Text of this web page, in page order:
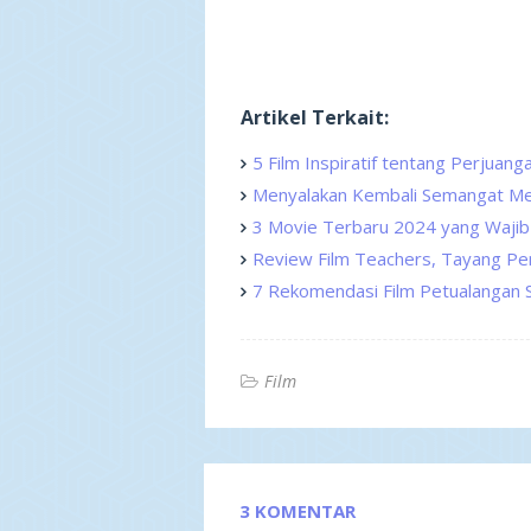
Artikel Terkait:
5 Film Inspiratif tentang
Menyalakan Kembali Semangat
3 Movie Terbaru 2024 yang
Review Film Teachers, Tayang
7 Rekomendasi Film Petualangan
Film
3 KOMENTAR